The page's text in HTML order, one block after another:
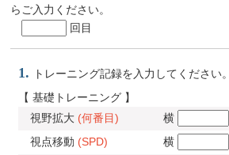
らご入力ください。
回目
1. トレーニング記録を入力してください。
【 基礎トレーニング 】
視野拡大 (何番目) 横
視点移動 (SPD) 横